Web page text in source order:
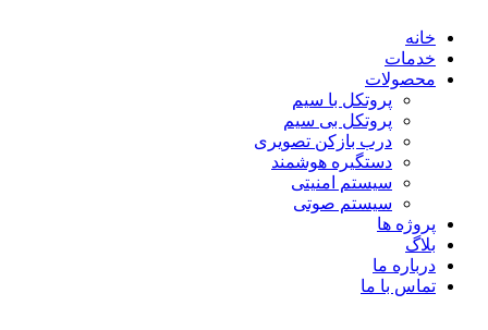
خانه
خدمات
محصولات
پروتکل با سیم
پروتکل بی سیم
درب بازکن تصویری
دستگیره هوشمند
سیستم امنیتی
سیستم صوتی
پروژه ها
بلاگ
درباره ما
تماس با ما